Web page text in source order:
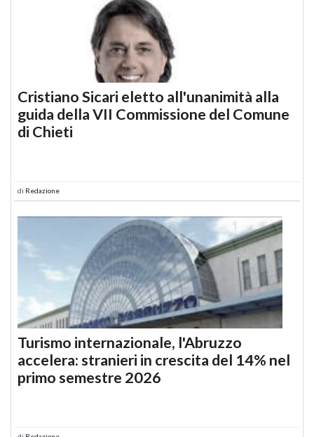
Cristiano Sicari eletto all'unanimità alla
guida della VII Commissione del Comune
di Chieti
di Redazione
Turismo internazionale, l'Abruzzo
accelera: stranieri in crescita del 14% nel
primo semestre 2026